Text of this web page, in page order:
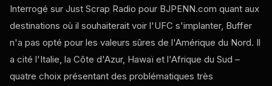
Interrogé sur Just Scrap Radio pour BJPENN.com quant aux
destinations où il souhaiterait voir l'UFC s'implanter, Buffer
n'a pas opté pour les valeurs sûres de l'Amérique du Nord. Il
a cité l'Italie, la Côte d'Azur, Hawaï et l'Afrique du Sud –
quatre choix présentant des problématiques très